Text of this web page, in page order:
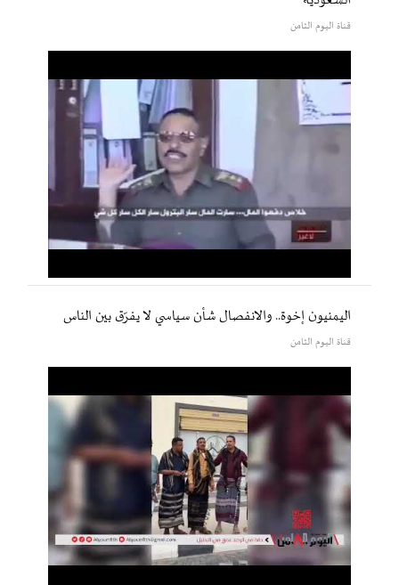
قناة اليوم الثامن
اليمنيون إخوة.. والانفصال شأن سياسي لا يفرّق بين الناس
قناة اليوم الثامن